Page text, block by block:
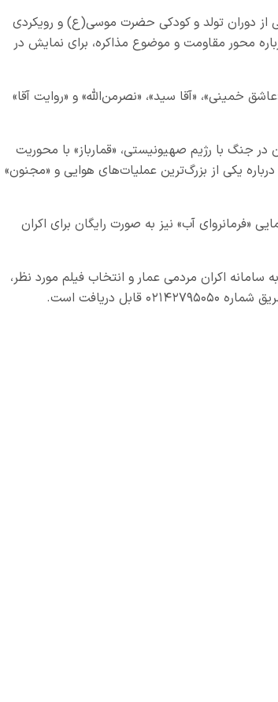
از دوران تولد و کودکی حضرت موسی(ع) و رویکردی
محور مقاومت و موضوع مذاکره، برای نمایش در
خمینی»، «آقا سید»، «نصرمن‌الله» و «روایت آقا»
در جنگ با رژیم صهیونیستی، «قمارباز» با محوریت
یکی از بزرگ‌ترین عملیات‌های هوایی و «مجنون»
«فرمانروای آب» نیز به صورت رایگان برای اکران
سامانه اکران مردمی عمار و انتخاب فیلم مورد نظر،
دریافت است.